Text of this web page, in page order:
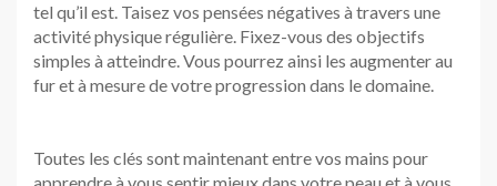
tel qu’il est. Taisez vos pensées négatives à travers une
activité physique régulière. Fixez-vous des objectifs
simples à atteindre. Vous pourrez ainsi les augmenter au
fur et à mesure de votre progression dans le domaine.
Toutes les clés sont maintenant entre vos mains pour